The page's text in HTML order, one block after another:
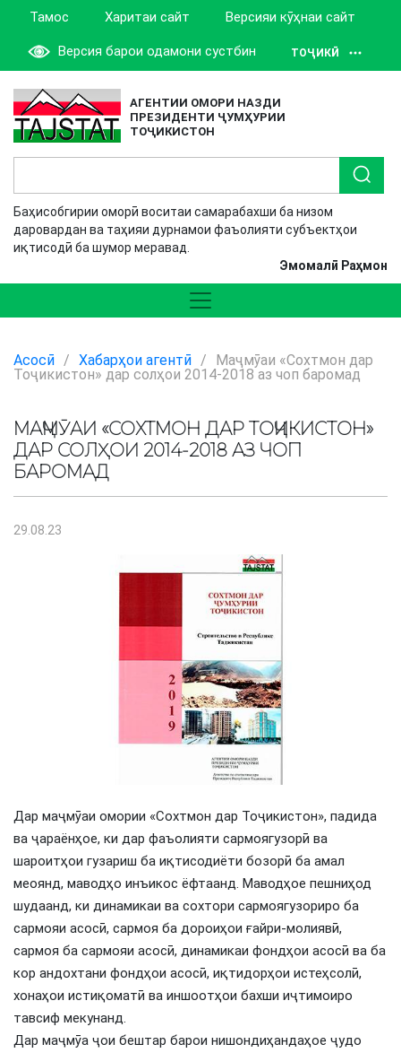
Тамос Харитаи сайт Версияи кӯҳнаи сайт
Версия барои одамони сустбин ТОҶИКӢ
АГЕНТИИ ОМОРИ НАЗДИ
ПРЕЗИДЕНТИ ҶУМҲУРИИ
ТОҶИКИСТОН
Баҳисобгирии оморӣ воситаи самарабахши ба низом
даровардан ва таҳияи дурнамои фаъолияти субъектҳои
иқтисодӣ ба шумор меравад.
Эмомалӣ Раҳмон
Асосӣ / Хабарҳои агентӣ /
Маҷмӯаи «Сохтмон дар
Тоҷикистон» дар солҳои 2014-2018 аз чоп баромад
МАҶМӮАИ «СОХТМОН ДАР ТОҶИКИСТОН»
ДАР СОЛҲОИ 2014-2018 АЗ ЧОП
БАРОМАД
29.08.23
Дар маҷмӯаи омории «Сохтмон дар Тоҷикистон», падида
ва ҷараёнҳое, ки дар фаъолияти сармоягузорӣ ва
шароитҳои гузариш ба иқтисодиёти бозорӣ ба амал
меоянд, маводҳо инъикос ёфтаанд. Маводҳое пешниҳод
шудаанд, ки динамикаи ва сохтори сармоягузориро ба
сармояи асосӣ, сармоя ба дороиҳои ғайри-молиявӣ,
сармоя ба сармояи асосӣ, динамикаи фондҳои асосӣ ва ба
кор андохтани фондҳои асосӣ, иқтидорҳои истеҳсолӣ,
хонаҳои истиқоматӣ ва иншоотҳои бахши иҷтимоиро
тавсиф мекунанд.
Дар маҷмӯа ҷои бештар барои нишондиҳандаҳое ҷудо